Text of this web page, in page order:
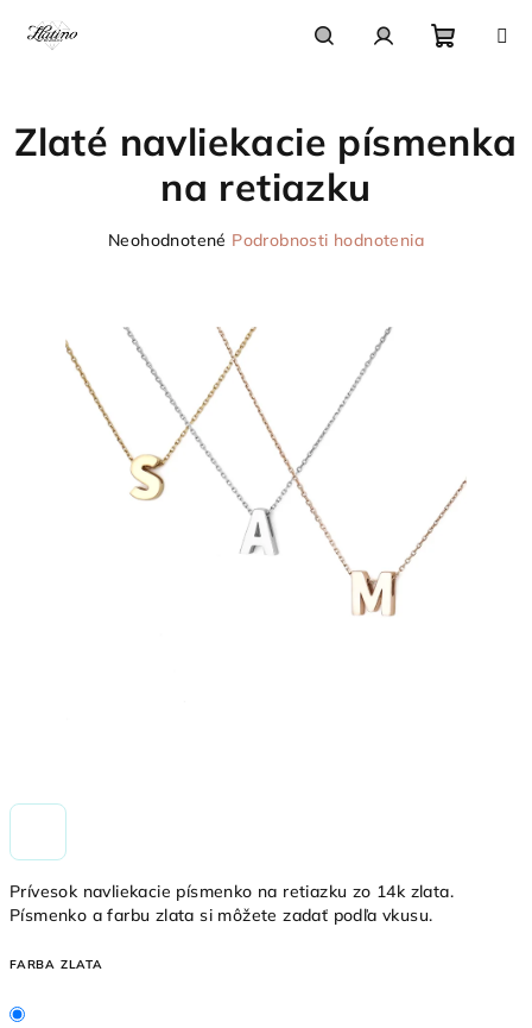
košík
Prívesok navliekacie písmenko na retiazku zo 14k zlata.
Písmenko a farbu zlata si môžete zadať podľa vkusu.
FARBA ZLATA
Zlaté navliekacie písmenka
na retiazku
Priemerné
0,0
hviezdičiek.
Neohodnotené Podrobnosti hodnotenia